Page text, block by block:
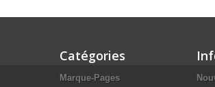
Catégories
Marque-Pages